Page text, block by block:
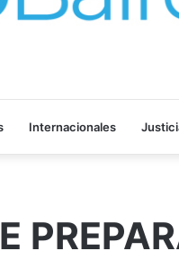
Internacionales